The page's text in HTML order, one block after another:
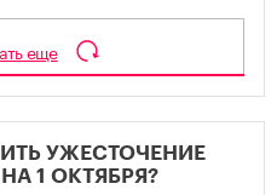
еще
УЖЕСТОЧЕНИЕ
1 ОКТЯБРЯ?